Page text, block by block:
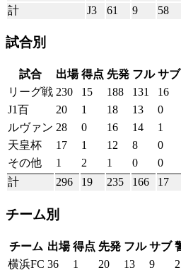
計
J3 61 9 58
試合別
試合 出場 得点 先発 フル サブ
リーグ戦 230 15 188 131 16
J1百
20 1 18 13 0
ルヴァン 28 0 16 14 1
天皇杯
17 1 12 8 0
その他
1 2 1 0 0
計
296 19 235 166 17
チーム別
チーム 出場 得点 先発 フル サブ
横浜FC 36 1 20 13 9 2